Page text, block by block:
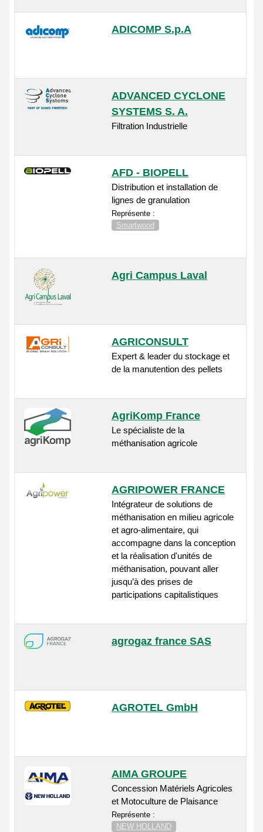
ADICOMP S.p.A
ADVANCED CYCLONE
SYSTEMS S. A.
Filtration Industrielle
AFD - BIOPELL
Distribution et installation de
lignes de granulation
Représente :
Smartwood
Agri Campus Laval
AGRICONSULT
Expert & leader du stockage et
de la manutention des pellets
AgriKomp France
Le spécialiste de la
méthanisation agricole
AGRIPOWER FRANCE
Intégrateur de solutions de
méthanisation en milieu agricole
et agro-alimentaire, qui
accompagne dans la conception
et la réalisation d'unités de
méthanisation, pouvant aller
jusqu’à des prises de
participations capitalistiques
agrogaz france SAS
AGROTEL GmbH
AIMA GROUPE
Concession Matériels Agricoles
et Motoculture de Plaisance
Représente :
NEW HOLLAND